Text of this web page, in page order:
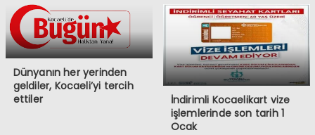
Dünyanın her yerinden
geldiler, Kocaeli’yi tercih
ettiler
İndirimli Kocaelikart vize
işlemlerinde son tarih 1
Ocak